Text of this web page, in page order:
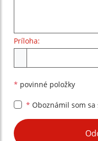
Príloha:
* povinné položky
* Oboznámil som sa
Google reCaptcha